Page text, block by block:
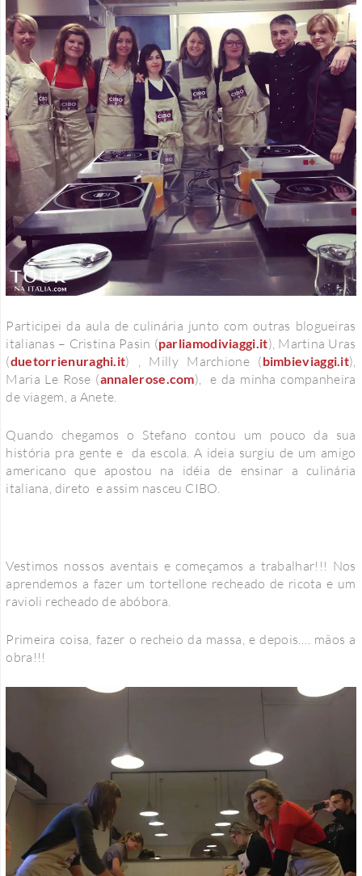
Participei da aula de culinária junto com outras blogueiras
italianas – Cristina Pasin (parliamodiviaggi.it), Martina Uras
(duetorrienuraghi.it) , Milly Marchione (bimbieviaggi.it),
Maria Le Rose (annalerose.com) , e da minha companheira
de viagem, a Anete.
Quando chegamos o Stefano contou um pouco da sua
história pra gente e da escola. A ideia surgiu de um amigo
americano que apostou na idéia de ensinar a culinária
italiana, direto e assim nasceu CIBO.
Vestimos nossos aventais e começamos a trabalhar!!! Nos
aprendemos a fazer um tortellone recheado de ricota e um
ravioli recheado de abóbora.
Primeira coisa, fazer o recheio da massa, e depois…. mãos a
obra!!!